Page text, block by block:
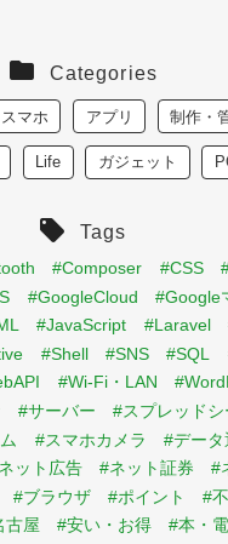
Categories
スマホ アプリ 制作・
Life ガジェット
Tags
#Composer #CSS
#GoogleCloud
#Google
#JavaScript #Laravel
#Shell #SNS #SQL
#Wi-Fi・LAN
#サーバー
#スプレッドシ
#スマホカメラ
#データ
ット広告 #ネット証券
#
#ブラウザ #ポイント
#
古屋 #安い・お得
#本・